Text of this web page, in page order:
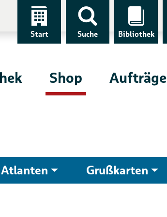
Start Suche Bibliothek
Shop Aufträge
Atlanten Grußkarten